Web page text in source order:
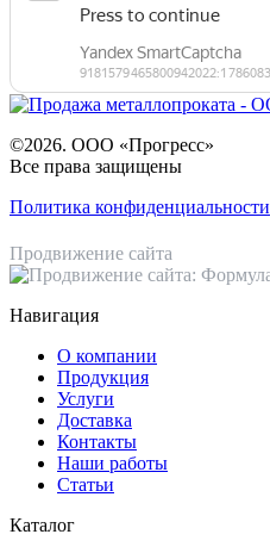
©2026. ООО «Прогресс»
Все права защищены
Политика конфиденциальности
Продвижение сайта
Навигация
О компании
Продукция
Услуги
Доставка
Контакты
Наши работы
Статьи
Каталог